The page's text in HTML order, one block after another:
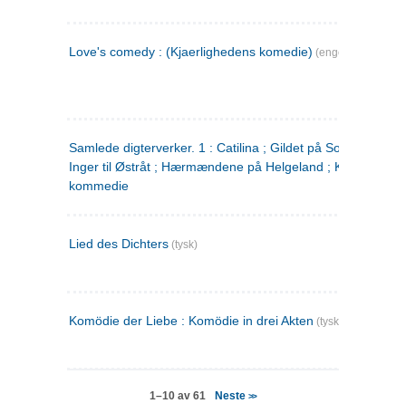
Love's comedy : (Kjaerlighedens komedie) (engelsk)
Samlede digterverker. 1 : Catilina ; Gildet på Solhaug ; Fru
Inger til Østråt ; Hærmændene på Helgeland ;
kommedie
Lied des Dichters (tysk)
Komödie der Liebe : Komödie in drei Akten (tysk)
1–10 av 61 Neste>>